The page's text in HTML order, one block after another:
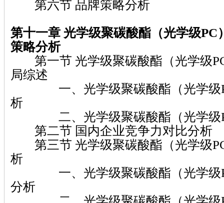
第六节 品牌策略分析
第十一章 光学级聚碳酸酯（光学级PC
策略分析
第一节 光学级聚碳酸酯（光学级
局综述
一、光学级聚碳酸酯（光学级
析
二、光学级聚碳酸酯（光学级
第二节 国内企业竞争力对比分析
第三节 光学级聚碳酸酯（光学级
析
一、光学级聚碳酸酯（光学级
分析